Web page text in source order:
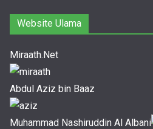
Website Ulama
Miraath.Net
Abdul Aziz bin Baaz
Muhammad Nashiruddin Al Albani